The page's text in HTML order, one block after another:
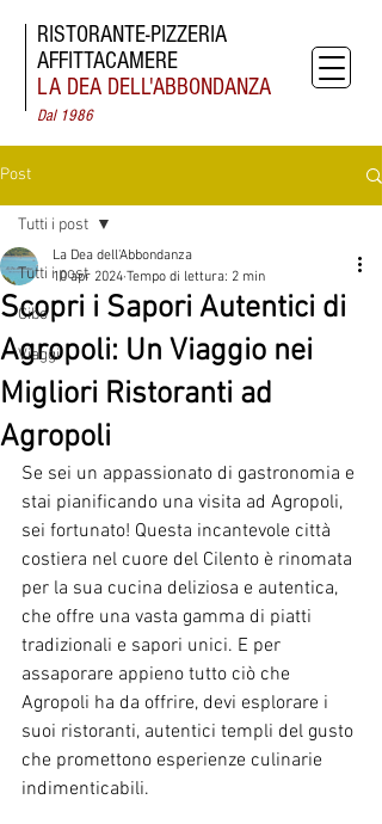
RISTORANTE-PIZZERIA
AFFITTACAMERE
LA DEA DELL'ABBONDANZA
Dal 1986
Post
Tutti i post
Cibo
Viaggi
Tutti i post
Scopri i Sapori Autentici di
Agropoli: Un Viaggio nei
Migliori Ristoranti ad
Agropoli
La Dea dell'Abbondanza
10 apr 2024 Tempo di lettura: 2 min
Se sei un appassionato di gastronomia e
stai pianificando una visita ad Agropoli,
sei fortunato! Questa incantevole città
costiera nel cuore del Cilento è rinomata
per la sua cucina deliziosa e autentica,
che offre una vasta gamma di piatti
tradizionali e sapori unici. E per
assaporare appieno tutto ciò che
Agropoli ha da offrire, devi esplorare i
suoi ristoranti, autentici templi del gusto
che promettono esperienze culinarie
indimenticabili.